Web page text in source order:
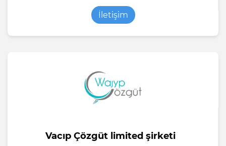
İletişim
Vacıp Çözgüt limited şirketi